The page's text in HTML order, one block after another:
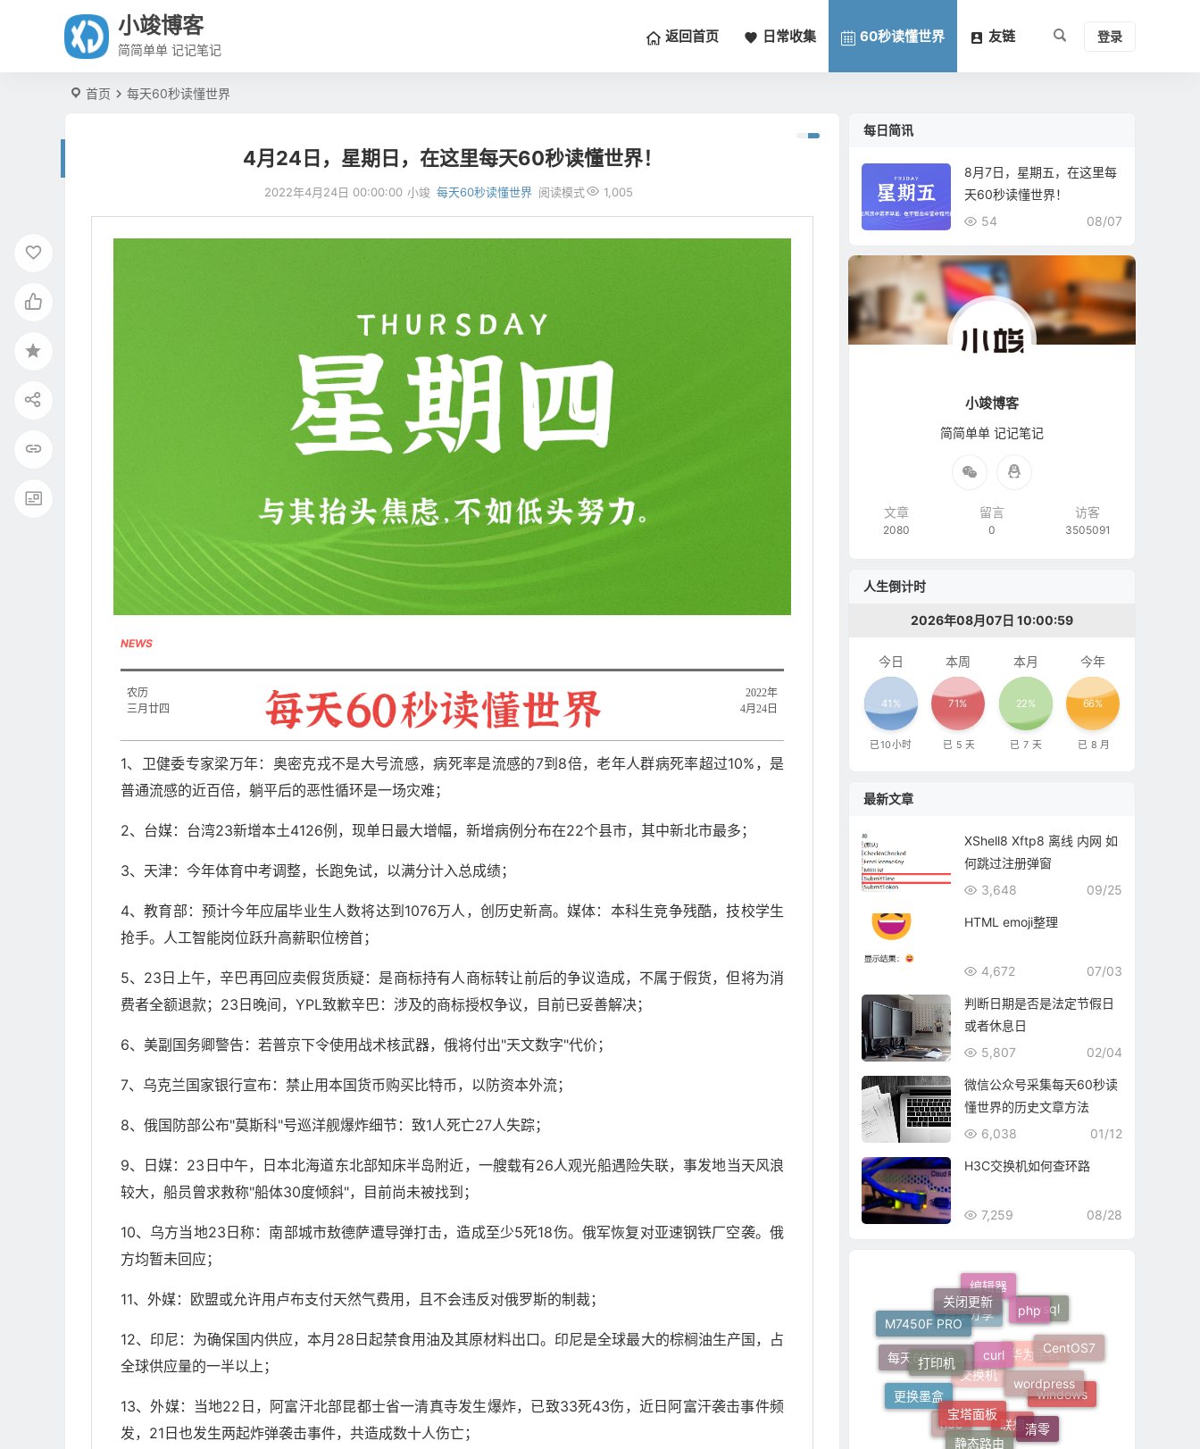
小竣博客
简简单单 记记笔记
返回首页 日常收集 60秒读懂世界 友链 登录
首页 每天60秒读懂世界
4月24日，星期日，在这里每天60秒读懂世界！
2022年4月24日 00:00:00 小竣 每天60秒读懂世界 1,005
阅读模式
NEWS
2022年
4月24日
农历
三月廿四
1、卫健委专家梁万年：奥密克戎不是大号流感，病死率是流感的7到8倍，老年人群病死率超过10%，是
普通流感的近百倍，躺平后的恶性循环是一场灾难；
2、台媒：台湾23新增本土4126例，现单日最大增幅，新增病例分布在22个县市，其中新北市最多；
3、天津：今年体育中考调整，长跑免试，以满分计入总成绩；
4、教育部：预计今年应届毕业生人数将达到1076万人，创历史新高。媒体：本科生竞争残酷，技校学生
抢手。人工智能岗位跃升高薪职位榜首；
5、23日上午，辛巴再回应卖假货质疑：是商标持有人商标转让前后的争议造成，不属于假货，但将为消
费者全额退款；23日晚间，YPL致歉辛巴：涉及的商标授权争议，目前已妥善解决；
6、美副国务卿警告：若普京下令使用战术核武器，俄将付出"天文数字"代价；
7、乌克兰国家银行宣布：禁止用本国货币购买比特币，以防资本外流；
8、俄国防部公布"莫斯科"号巡洋舰爆炸细节：致1人死亡27人失踪；
9、日媒：23日中午，日本北海道东北部知床半岛附近，一艘载有26人观光船遇险失联，事发地当天风浪
较大，船员曾求救称"船体30度倾斜"，目前尚未被找到；
10、乌方当地23日称：南部城市敖德萨遭导弹打击，造成至少5死18伤。俄军恢复对亚速钢铁厂空袭。俄
方均暂未回应；
11、外媒：欧盟或允许用卢布支付天然气费用，且不会违反对俄罗斯的制裁；
12、印尼：为确保国内供应，本月28日起禁食用油及其原材料出口。印尼是全球最大的棕榈油生产国，占
全球供应量的一半以上；
13、外媒：当地22日，阿富汗北部昆都士省一清真寺发生爆炸，已致33死43伤，近日阿富汗袭击事件频
发，21日也发生两起炸弹袭击事件，共造成数十人伤亡；
每日简讯
8月7日，星期五，在这里每
天60秒读懂世界！
08/07
54
小竣博客
简简单单 记记笔记
文章
2080
留言
0
访客
3505091
人生倒计时
2026年08月07日 10:01:00
今日
41%
已10 小时
本周
71%
已 5 天
本月
22%
已 7 天
今年
66%
已 8 月
最新文章
XShell8 Xftp8 离线 内网 如
何跳过注册弹窗
09/25
3,648
HTML emoji整理
07/03
4,672
判断日期是否是法定节假日
或者休息日
02/04
5,807
微信公众号采集每天60秒读
懂世界的历史文章方法
01/12
6,038
H3C交换机如何查环路
08/28
7,259
程序分享
编辑器
mysql
华为手机
交换机
每天60秒读懂世界
M7450F PRO
关闭更新 php
CentOS7
windows
联想
h3c
更换墨盒
打印机
curl
wordpress
清零
静态路由
宝塔面板